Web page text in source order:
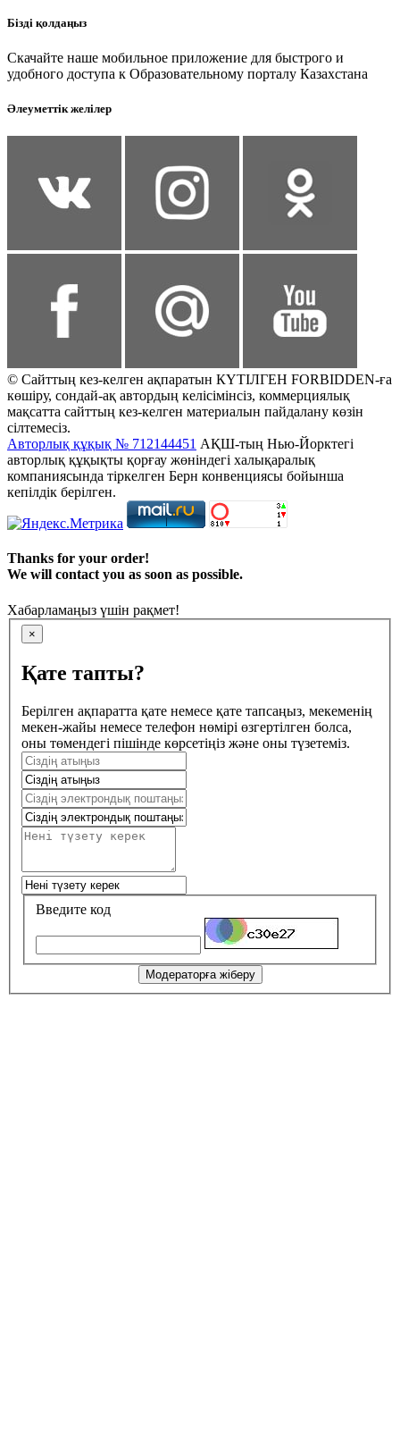
Бізді қолдаңыз
Скачайте наше мобильное приложение для быстрого и
удобного доступа к Образовательному порталу Казахстана
Әлеуметтік желілер
© Сайттың кез-келген ақпаратын КҮТІЛГЕН FORBIDDEN-ға
көшіру, сондай-ақ автордың келісімінсіз, коммерциялық
мақсатта сайттың кез-келген материалын пайдалану көзін
сілтемесіз.
Авторлық құқық № 712144451 АҚШ-тың Нью-Йорктегі
авторлық құқықты қорғау жөніндегі халықаралық
компаниясында тіркелген Берн конвенциясы бойынша
кепілдік берілген.
Thanks for your order!
We will contact you as soon as possible.
Хабарламаңыз үшін рақмет!
×
Қате тапты?
Берілген ақпаратта қате немесе қате тапсаңыз, мекеменің
мекен-жайы немесе телефон нөмірі өзгертілген болса,
оны төмендегі пішінде көрсетіңіз және оны түзетеміз.
Введите код
Модераторға жіберу